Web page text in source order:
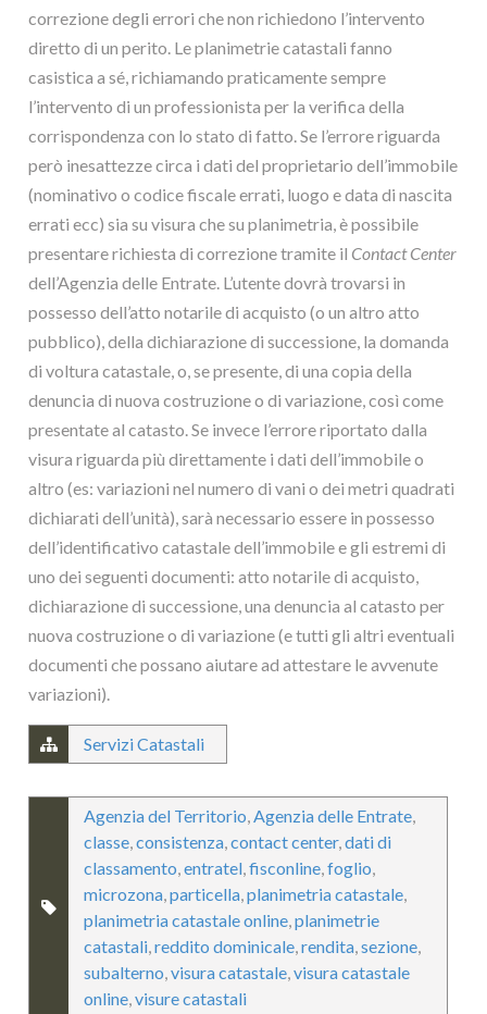
correzione degli errori che non richiedono l’intervento
diretto di un perito. Le planimetrie catastali fanno
casistica a sé, richiamando praticamente sempre
l’intervento di un professionista per la verifica della
corrispondenza con lo stato di fatto. Se l’errore riguarda
però inesattezze circa i dati del proprietario dell’immobile
(nominativo o codice fiscale errati, luogo e data di nascita
errati ecc) sia su visura che su planimetria, è possibile
presentare richiesta di correzione tramite il Contact Center
dell’Agenzia delle Entrate. L’utente dovrà trovarsi in
possesso dell’atto notarile di acquisto (o un altro atto
pubblico), della dichiarazione di successione, la domanda
di voltura catastale, o, se presente, di una copia della
denuncia di nuova costruzione o di variazione, così come
presentate al catasto. Se invece l’errore riportato dalla
visura riguarda più direttamente i dati dell’immobile o
altro (es: variazioni nel numero di vani o dei metri quadrati
dichiarati dell’unità), sarà necessario essere in possesso
dell’identificativo catastale dell’immobile e gli estremi di
uno dei seguenti documenti: atto notarile di acquisto,
dichiarazione di successione, una denuncia al catasto per
nuova costruzione o di variazione (e tutti gli altri eventuali
documenti che possano aiutare ad attestare le avvenute
variazioni).
Servizi Catastali
Agenzia del Territorio,Agenzia delle Entrate,
classe,consistenza,contact center,dati di
classamento,entratel,fisconline,foglio,
microzona,particella,planimetria catastale,
planimetria catastale online,planimetrie
catastali,reddito dominicale,rendita,sezione,
subalterno,visura catastale,visura catastale
online,visure catastali